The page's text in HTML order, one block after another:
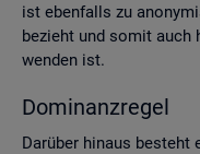
ist eben­falls zu
be­zieht und somit
wen­den ist.
Do­mi­nanz­re­gel
Dar­über hin­aus be­steht